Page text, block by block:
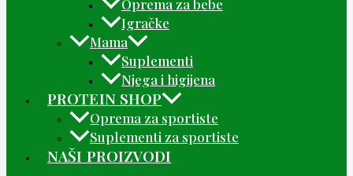
Oprema za bebe
Igračke
Mama
Suplementi
Njega i higijena
PROTEIN SHOP
Oprema za sportiste
Suplementi za sportiste
NAŠI PROIZVODI